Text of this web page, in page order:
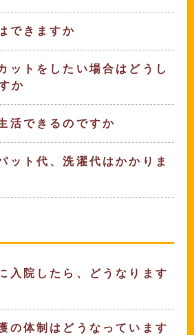
できますか
ットをしたい場合はどうし
か
活できるのですか
ット代、洗濯代はかかりま
入院したら、どうなります
の体制はどうなっています